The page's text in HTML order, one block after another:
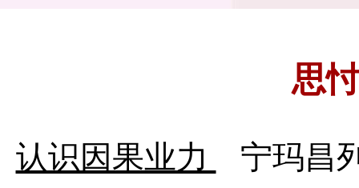
思
认识因果业力
宁玛昌